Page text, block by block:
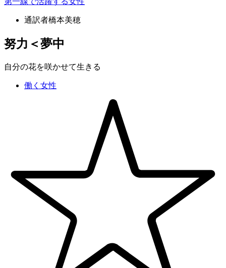
通訳者橋本美穂
努力＜夢中
自分の花を咲かせて生きる
働く女性